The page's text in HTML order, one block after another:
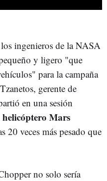
ingenieros de la NASA
y ligero "que
para la campaña
gerente de
en una sesión
helicóptero Mars
20 veces más pesado que
no solo sería